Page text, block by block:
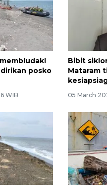
dirikan posko
WIB
Bibit
Mataram
05 March